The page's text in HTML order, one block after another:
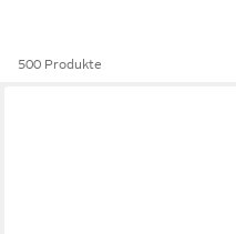
500 Produkte